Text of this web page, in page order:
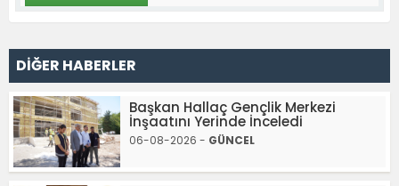
DİĞER HABERLER
Başkan Hallaç Gençlik Merkezi
İnşaatını Yerinde İnceledi
06-08-2026 - GÜNCEL